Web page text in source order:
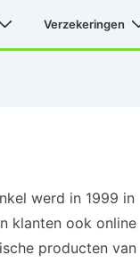
Verzekeringen
werd in 1999 in
klanten ook online
producten van